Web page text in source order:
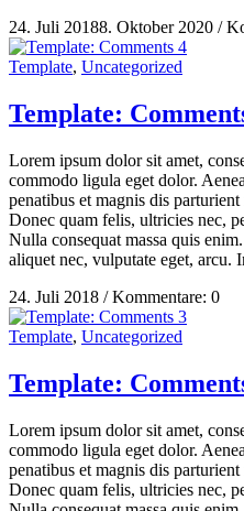
24. Juli 20188. Oktober 2020 /
Template, Uncategorized
Template:
Lorem ipsum dolor sit amet,
commodo ligula eget dolor.
penatibus et magnis dis
Donec quam felis, ultricies nec,
Nulla consequat massa quis
aliquet nec, vulputate eget, arcu.
24. Juli 2018 /Kommentare: 0
Template, Uncategorized
Template:
Lorem ipsum dolor sit amet,
commodo ligula eget dolor.
penatibus et magnis dis
Donec quam felis, ultricies nec,